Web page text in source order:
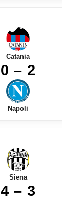
Catania
0 – 2
Napoli
Siena
4 – 3